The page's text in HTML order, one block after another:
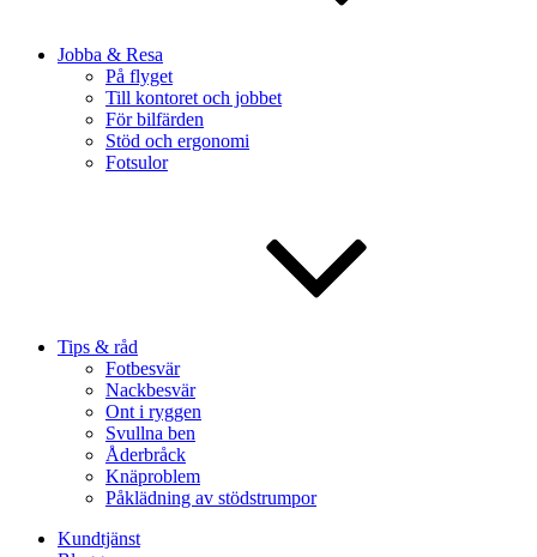
Jobba & Resa
På flyget
Till kontoret och jobbet
För bilfärden
Stöd och ergonomi
Fotsulor
Tips & råd
Fotbesvär
Nackbesvär
Ont i ryggen
Svullna ben
Åderbråck
Knäproblem
Påklädning av stödstrumpor
Kundtjänst